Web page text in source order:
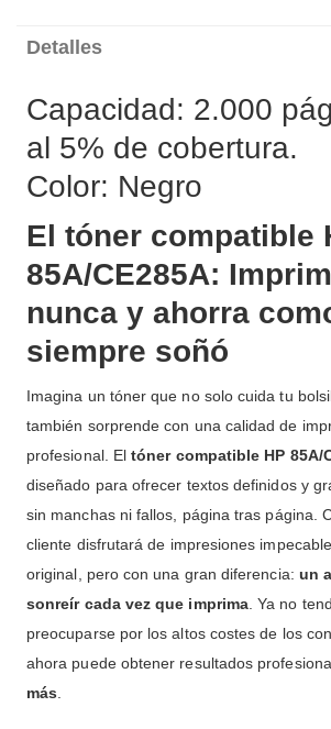
Detalles
Capacidad: 2.000
al 5% de cobertura.
Color: Negro
El tóner compatible
85A/CE285A:
nunca y ahorra
siempre soñó
Imagina un tóner que no solo cuida tu
también sorprende con una calidad de
profesional. Eltóner compatible HP 85A/
diseñado para ofrecer textos definidos y
sin manchas ni fallos, página tras página.
cliente disfrutará de impresiones
original, pero con una gran diferencia: un
sonreír cada vez que imprima. Ya no
preocuparse por los altos costes de los
ahora puede obtener resultados
más